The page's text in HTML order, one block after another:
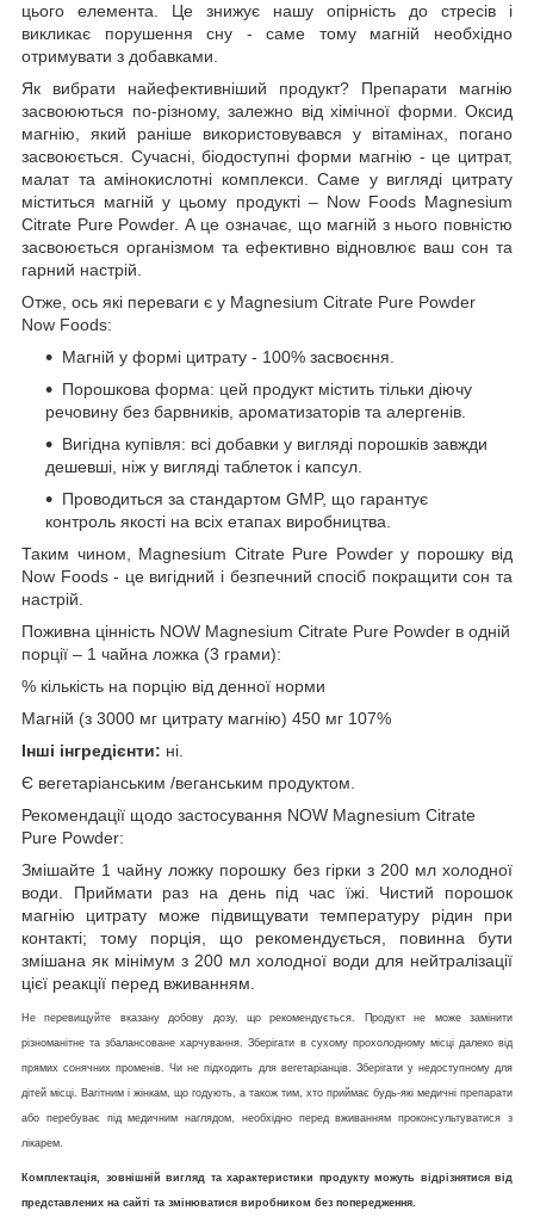
цього елемента. Це знижує нашу опірність до стресів і
викликає порушення сну - саме тому магній необхідно
отримувати з добавками.
Як вибрати найефективніший продукт? Препарати магнію
засвоюються по-різному, залежно від хімічної форми. Оксид
магнію, який раніше використовувався у вітамінах, погано
засвоюється. Сучасні, біодоступні форми магнію - це цитрат,
малат та амінокислотні комплекси. Саме у вигляді цитрату
міститься магній у цьому продукті – Now Foods Magnesium
Citrate Pure Powder. А це означає, що магній з нього повністю
засвоюється організмом та ефективно відновлює ваш сон та
гарний настрій.
Отже, ось які переваги є у Magnesium Citrate Pure Powder
Now Foods:
Магній у формі цитрату - 100% засвоєння.
Порошкова форма: цей продукт містить тільки діючу
речовину без барвників, ароматизаторів та алергенів.
Вигідна купівля: всі добавки у вигляді порошків завжди
дешевші, ніж у вигляді таблеток і капсул.
Проводиться за стандартом GMP, що гарантує
контроль якості на всіх етапах виробництва.
Таким чином, Magnesium Citrate Pure Powder у порошку від
Now Foods - це вигідний і безпечний спосіб покращити сон та
настрій.
Поживна цінність NOW Magnesium Citrate Pure Powder в одній
порції – 1 чайна ложка (3 грами):
% кількість на порцію від денної норми
Магній (з 3000 мг цитрату магнію) 450 мг 107%
Інші інгредієнти: ні.
Є вегетаріанським /веганським продуктом.
Рекомендації щодо застосування NOW Magnesium Citrate
Pure Powder:
Змішайте 1 чайну ложку порошку без гірки з 200 мл холодної
води. Приймати раз на день під час їжі. Чистий порошок
магнію цитрату може підвищувати температуру рідин при
контакті; тому порція, що рекомендується, повинна бути
змішана як мінімум з 200 мл холодної води для нейтралізації
цієї реакції перед вживанням.
Не перевищуйте вказану добову дозу, що рекомендується. Продукт не може замінити
різноманітне та збалансоване харчування. Зберігати в сухому прохолодному місці далеко від
прямих сонячних променів. Чи не підходить для вегетаріанців. Зберігати у недоступному для
дітей місці. Вагітним і жінкам, що годують, а також тим, хто приймає будь-які медичні препарати
або перебуває під медичним наглядом, необхідно перед вживанням проконсультуватися з
лікарем.
Комплектація, зовнішній вигляд та характеристики продукту можуть відрізнятися від
представлених на сайті та змінюватися виробником без попередження.